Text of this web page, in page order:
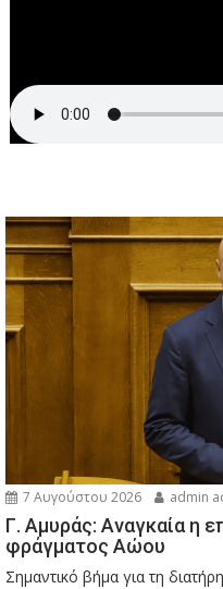
7 Αυγούστου 2026 admin
Γ. Αμυράς: Αναγκαία η
φράγματος Αώου
Σημαντικό βήμα για τη